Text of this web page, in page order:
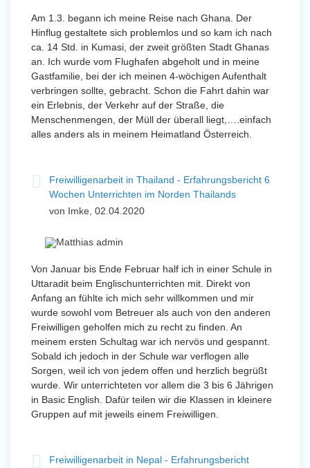
Am 1.3. begann ich meine Reise nach Ghana. Der
Hinflug gestaltete sich problemlos und so kam ich nach
ca. 14 Std. in Kumasi, der zweit größten Stadt Ghanas
an. Ich wurde vom Flughafen abgeholt und in meine
Gastfamilie, bei der ich meinen 4-wöchigen Aufenthalt
verbringen sollte, gebracht. Schon die Fahrt dahin war
ein Erlebnis, der Verkehr auf der Straße, die
Menschenmengen, der Müll der überall liegt,….einfach
alles anders als in meinem Heimatland Österreich.
Freiwilligenarbeit in Thailand - Erfahrungsbericht 6
Wochen Unterrichten im Norden Thailands
von Imke, 02.04.2020
Von Januar bis Ende Februar half ich in einer Schule in
Uttaradit beim Englischunterrichten mit. Direkt von
Anfang an fühlte ich mich sehr willkommen und mir
wurde sowohl vom Betreuer als auch von den anderen
Freiwilligen geholfen mich zu recht zu finden. An
meinem ersten Schultag war ich nervös und gespannt.
Sobald ich jedoch in der Schule war verflogen alle
Sorgen, weil ich von jedem offen und herzlich begrüßt
wurde. Wir unterrichteten vor allem die 3 bis 6 Jährigen
in Basic English. Dafür teilen wir die Klassen in kleinere
Gruppen auf mit jeweils einem Freiwilligen.
Freiwilligenarbeit in Nepal - Erfahrungsbericht